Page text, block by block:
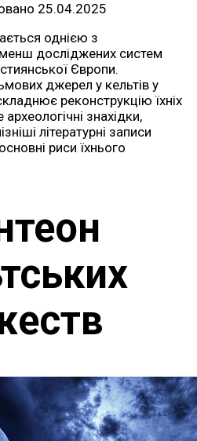
25.04.2025
однією з
досліджених систем
Європи.
джерел у кельтів у
реконструкцію їхніх
археологічні знахідки,
літературні записи
риси їхнього